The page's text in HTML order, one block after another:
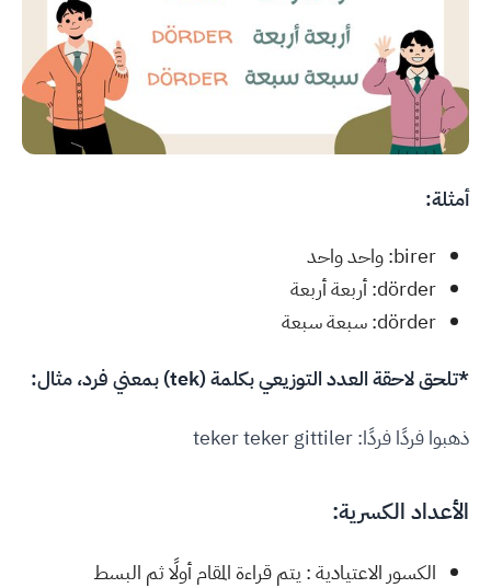
أمثلة:
birer: واحد واحد
dörder: أربعة أربعة
dörder: سبعة سبعة
*تلحق لاحقة العدد التوزيعي بكلمة (tek) بمعني فرد، مثال:
ذهبوا فردًا فردًا: teker teker gittiler
الأعداد الكسرية:
الكسور الاعتيادية : يتم قراءة المقام أولًا ثم البسط